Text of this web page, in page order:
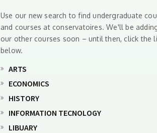
Use our new search to find undergraduate
and courses at conservatoires. We'll be
our other courses soon – until then, click the
below.
ARTS
ECONOMICS
HISTORY
INFORMATION TECNOLOGY
LIBUARY